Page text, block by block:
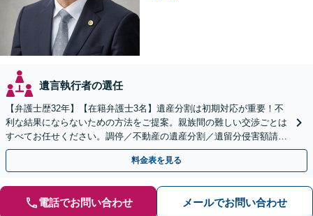
遺言執行者の選任
【弁護士歴32年】【在籍弁護士3名】遺産分割は初期対応が重要！不
利な結果にならないための方法をご提案。親族間の難しい交渉ごとは
すべてお任せください。調停／不動産の遺産分割／遺留分侵害額請求
／相続放棄／遺言書の作成など【高松駅徒歩8分】
料金表を見る
電話でお問い合わせ メールでお問い合わせ